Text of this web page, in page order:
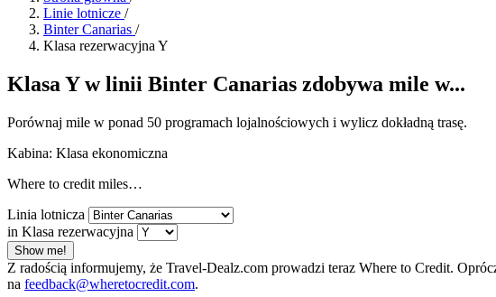
Linie lotnicze /
Binter Canarias /
Klasa rezerwacyjna Y
Klasa Y w linii Binter Canarias zdobywa mile w...
Porównaj mile w ponad 50 programach lojalnościowych i wylicz dokładną trasę.
Kabina: Klasa ekonomiczna
Where to credit miles…
Linia lotnicza
in Klasa rezerwacyjna
Show me!
Z radością informujemy, że Travel-Dealz.com prowadzi teraz Where to Credit.
na feedback@wheretocredit.com.